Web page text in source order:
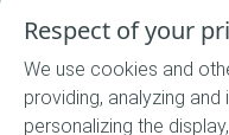
Respect of your
We use cookies and
providing, analyzing
personalizing the